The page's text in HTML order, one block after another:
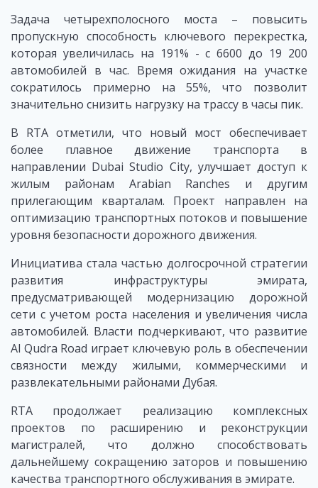
Задача четырехполосного моста – повысить
пропускную способность ключевого перекрестка,
которая увеличилась на 191% - с 6600 до 19 200
автомобилей в час. Время ожидания на участке
сократилось примерно на 55%, что позволит
значительно снизить нагрузку на трассу в часы пик.
В RTA отметили, что новый мост обеспечивает
более плавное движение транспорта в
направлении Dubai Studio City, улучшает доступ к
жилым районам Arabian Ranches и другим
прилегающим кварталам. Проект направлен на
оптимизацию транспортных потоков и повышение
уровня безопасности дорожного движения.
Инициатива стала частью долгосрочной стратегии
развития инфраструктуры эмирата,
предусматривающей модернизацию дорожной
сети с учетом роста населения и увеличения числа
автомобилей. Власти подчеркивают, что развитие
Al Qudra Road играет ключевую роль в обеспечении
связности между жилыми, коммерческими и
развлекательными районами Дубая.
RTA продолжает реализацию комплексных
проектов по расширению и реконструкции
магистралей, что должно способствовать
дальнейшему сокращению заторов и повышению
качества транспортного обслуживания в эмирате.